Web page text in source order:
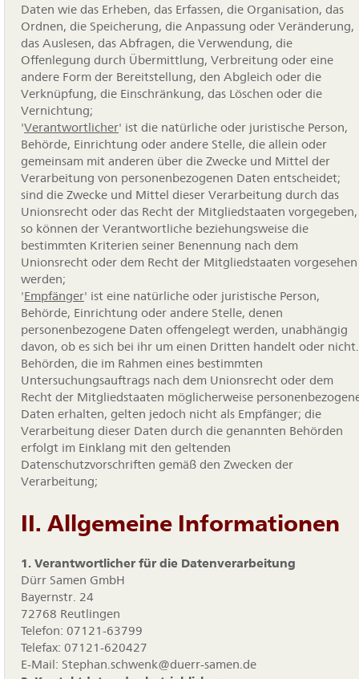
Daten wie das Erheben, das Erfassen, die Organisation, das
Ordnen, die Speicherung, die Anpassung oder Veränderung,
das Auslesen, das Abfragen, die Verwendung, die
Offenlegung durch Übermittlung, Verbreitung oder eine
andere Form der Bereitstellung, den Abgleich oder die
Verknüpfung, die Einschränkung, das Löschen oder die
Vernichtung;
'Verantwortlicher' ist die natürliche oder juristische Person,
Behörde, Einrichtung oder andere Stelle, die allein oder
gemeinsam mit anderen über die Zwecke und Mittel der
Verarbeitung von personenbezogenen Daten entscheidet;
sind die Zwecke und Mittel dieser Verarbeitung durch das
Unionsrecht oder das Recht der Mitgliedstaaten vorgegeben,
so können der Verantwortliche beziehungsweise die
bestimmten Kriterien seiner Benennung nach dem
Unionsrecht oder dem Recht der Mitgliedstaaten vorgesehen
werden;
'Empfänger' ist eine natürliche oder juristische Person,
Behörde, Einrichtung oder andere Stelle, denen
personenbezogene Daten offengelegt werden, unabhängig
davon, ob es sich bei ihr um einen Dritten handelt oder nicht.
Behörden, die im Rahmen eines bestimmten
Untersuchungsauftrags nach dem Unionsrecht oder dem
Recht der Mitgliedstaaten möglicherweise
Daten erhalten, gelten jedoch nicht als Empfänger; die
Verarbeitung dieser Daten durch die genannten Behörden
erfolgt im Einklang mit den geltenden
Datenschutzvorschriften gemäß den Zwecken der
Verarbeitung;
II. Allgemeine Informationen
1. Verantwortlicher für die Datenverarbeitung
Dürr Samen GmbH
Bayernstr. 24
72768 Reutlingen
Telefon: 07121-63799
Telefax: 07121-620427
E-Mail: Stephan.schwenk@duerr-samen.de